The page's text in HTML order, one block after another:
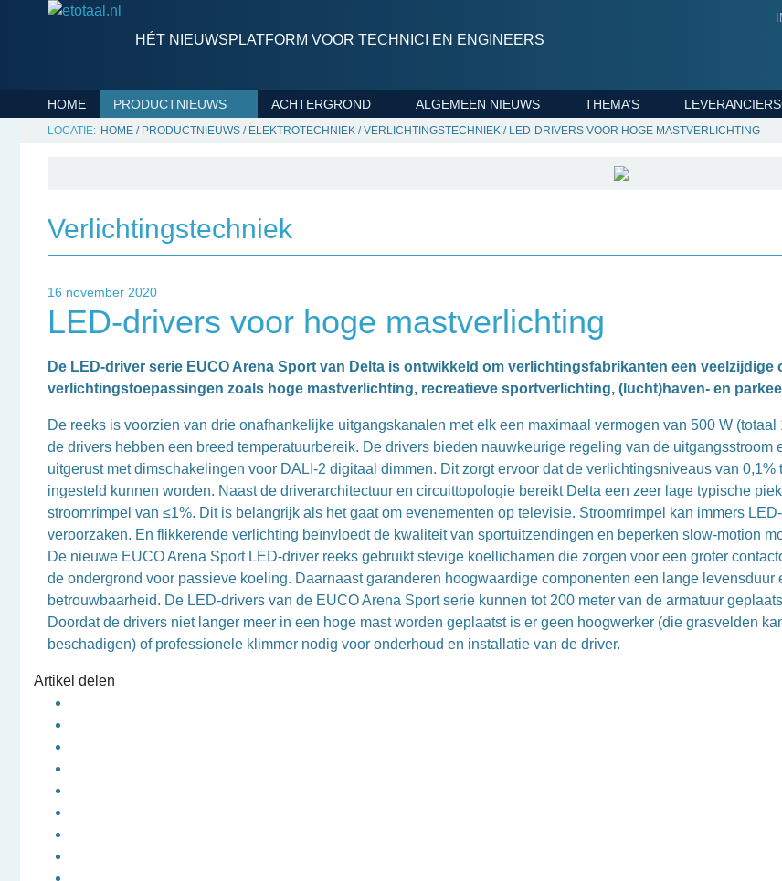
HÉT NIEUWSPLATFORM VOOR TECHNICI EN ENGINEERS
HOME PRODUCTNIEUWS ACHTERGROND ALGEMEEN NIEUWS THEMA’S
HOME / PRODUCTNIEUWS / ELEKTROTECHNIEK /VERLICHTINGSTECHNIEK / LED-DRIVERS VOOR HOGE MASTVERLICHTING
Verlichtingstechniek
16 november 2020
LED-drivers voor hoge mastverlichting
De LED-driver serie EUCO Arena Sport van Delta is ontwikkeld om verlichtingsfabrikanten een
verlichtingstoepassingen zoals hoge mastverlichting, recreatieve sportverlichting, (lucht)haven- en
De reeks is voorzien van drie onafhankelijke uitgangskanalen met elk een maximaal vermogen van 500 W (totaal
de drivers hebben een breed temperatuurbereik. De drivers bieden nauwkeurige regeling van de uitgangsstroom
uitgerust met dimschakelingen voor DALI-2 digitaal dimmen. Dit zorgt ervoor dat de verlichtingsniveaus van 0,1%
ingesteld kunnen worden. Naast de driverarchitectuur en circuittopologie bereikt Delta een zeer lage typische
stroomrimpel van ≤1%. Dit is belangrijk als het gaat om evenementen op televisie. Stroomrimpel kan immers
veroorzaken. En flikkerende verlichting beïnvloedt de kwaliteit van sportuitzendingen en beperken slow-motion
De nieuwe EUCO Arena Sport LED-driver reeks gebruikt stevige koellichamen die zorgen voor een groter
de ondergrond voor passieve koeling. Daarnaast garanderen hoogwaardige componenten een lange levensduur
betrouwbaarheid. De LED-drivers van de EUCO Arena Sport serie kunnen tot 200 meter van de armatuur
Doordat de drivers niet langer meer in een hoge mast worden geplaatst is er geen hoogwerker (die grasvelden
beschadigen) of professionele klimmer nodig voor onderhoud en installatie van de driver.
Artikel delen